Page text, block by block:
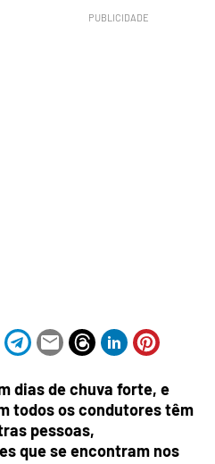
dias de chuva forte, e
todos os condutores têm
pessoas,
que se encontram nos